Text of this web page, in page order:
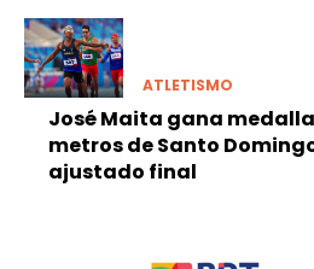
ATLETISMO
José Maita gana
metros de Santo
ajustado final